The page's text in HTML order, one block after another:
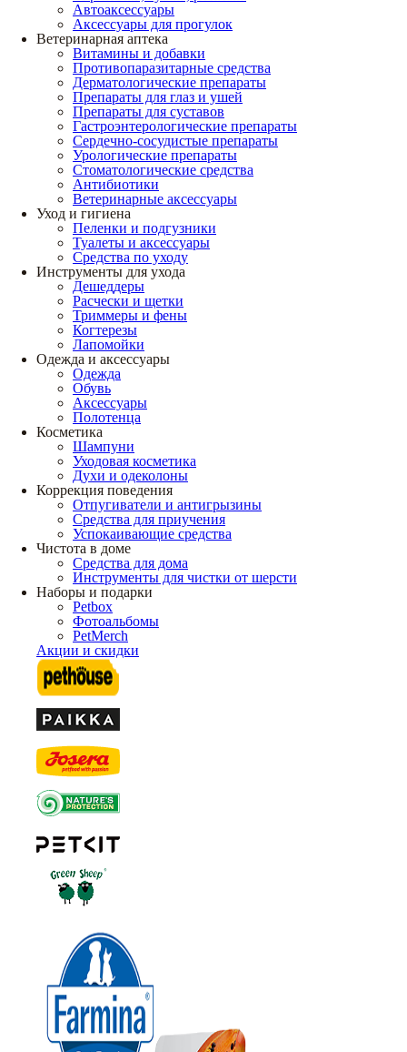
Автоаксессуары
Аксессуары для прогулок
Ветеринарная аптека
Витамины и добавки
Противопаразитарные средства
Дерматологические препараты
Препараты для глаз и ушей
Препараты для суставов
Гастроэнтерологические препараты
Сердечно-сосудистые препараты
Урологические препараты
Стоматологические средства
Антибиотики
Ветеринарные аксессуары
Уход и гигиена
Пеленки и подгузники
Туалеты и аксессуары
Средства по уходу
Инструменты для ухода
Дешеддеры
Расчески и щетки
Триммеры и фены
Когтерезы
Лапомойки
Одежда и аксессуары
Одежда
Обувь
Аксессуары
Полотенца
Косметика
Шампуни
Уходовая косметика
Духи и одеколоны
Коррекция поведения
Отпугиватели и антигрызины
Средства для приучения
Успокаивающие средства
Чистота в доме
Средства для дома
Инструменты для чистки от шерсти
Наборы и подарки
Petbox
Фотоальбомы
PetMerch
Акции и скидки